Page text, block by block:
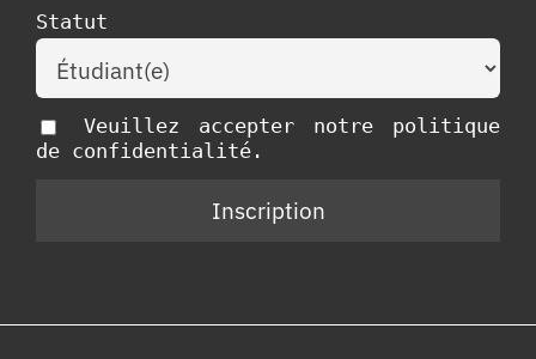
Statut
Veuillez accepter notre politique
de confidentialité.